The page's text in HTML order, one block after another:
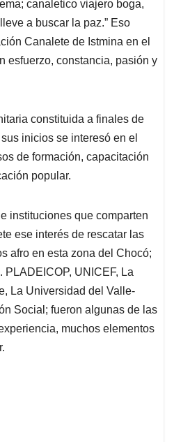
d
s
canaletico viajero boga,
a buscar la paz.” Eso
Canalete de Istmina en el
esfuerzo, constancia, pasión y
constituida a finales de
inicios se interesó en el
de formación, capacitación
popular.
instituciones que comparten
ese interés de rescatar las
afro en esta zona del Chocó;
PLADEICOP, UNICEF, La
La Universidad del Valle-
Social; fueron algunas de las
muchos elementos